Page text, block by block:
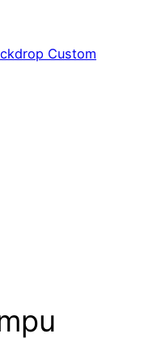
Custom